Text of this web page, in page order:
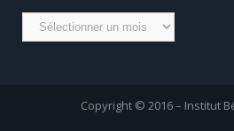
Archives
Copyright © 2016 – Institut